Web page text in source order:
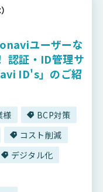
ユーザーな
認証・ID管理サ
ID's」のご紹
様
BCP対策
コスト削減
デジタル化